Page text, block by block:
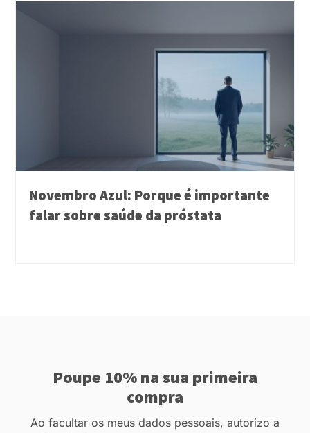
Novembro Azul: Porque é importante
falar sobre saúde da próstata
Poupe 10% na sua primeira
compra
Ao facultar os meus dados pessoais, autorizo a